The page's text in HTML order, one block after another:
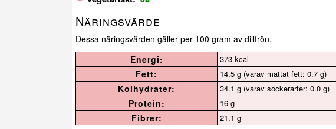
Näringsvärde
Dessa näringsvärden gäller per 100 gram av dillfrön.
Energi:
373 kcal
Fett: 14.5 g (varav mättat fett: 0.7 g)
Kolhydrater: 34.1 g (varav sockerarter: 0.0 g)
Protein: 16 g
Fibrer: 21.1 g